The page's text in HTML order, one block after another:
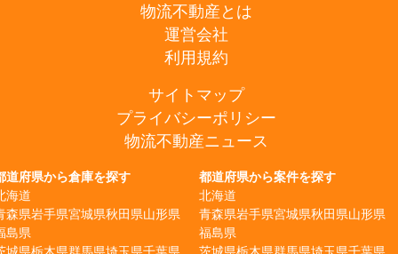
物流不動産とは
運営会社
利用規約
サイトマップ
プライバシーポリシー
物流不動産ニュース
道府県から倉庫を探す
海道
森県岩手県宮城県秋田県山形県
島県
城県栃木県群馬県埼玉県千葉県
都道府県から案件を探す
北海道
青森県岩手県宮城県秋田県山形県
福島県
茨城県栃木県群馬県埼玉県千葉県